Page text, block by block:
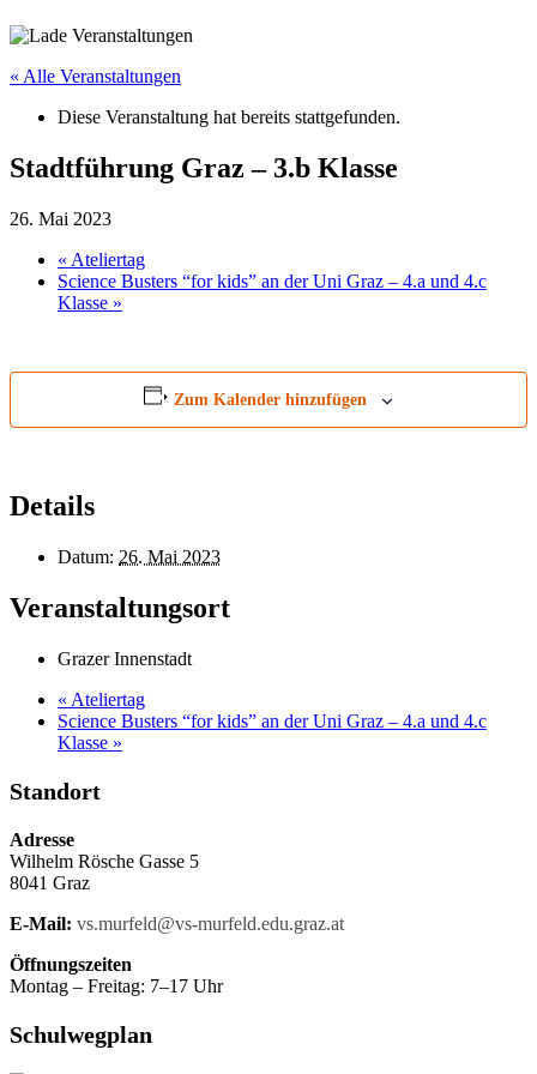
« Alle Veranstaltungen
Diese Veranstaltung hat bereits stattgefunden.
Stadtführung Graz – 3.b Klasse
26. Mai 2023
« Ateliertag
Science Busters “for kids” an der Uni Graz – 4.a und 4.c
Klasse »
Zum Kalender hinzufügen
Details
Datum: 26. Mai 2023
Veranstaltungsort
Grazer Innenstadt
« Ateliertag
Science Busters “for kids” an der Uni Graz – 4.a und 4.c
Klasse »
Standort
Adresse
Wilhelm Rösche Gasse 5
8041 Graz
E-Mail: vs.murfeld@vs-murfeld.edu.graz.at
Öffnungszeiten
Montag – Freitag: 7–17 Uhr
Schulwegplan